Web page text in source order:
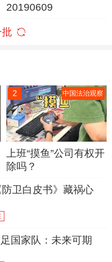
20190609
2 中国法治观察
上班“摸鱼”公司有权开
除吗？
卫白皮书》藏祸心
国家队：未来可期